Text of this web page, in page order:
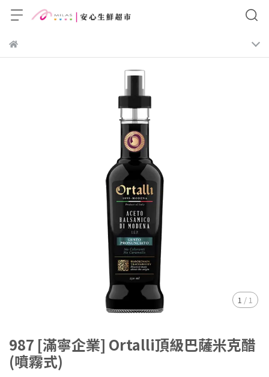
1 / 1
987 [滿寧企業] Ortalli頂級巴薩米克醋
(噴霧式)